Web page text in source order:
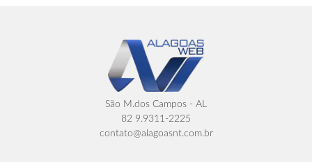
São M.dos Campos - AL
82 9.9311-2225
contato@alagoasnt.com.br